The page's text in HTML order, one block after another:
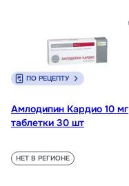
ПО РЕЦЕПТУ
Амлодипин Кардио 10 мг
таблетки 30 шт
НЕТ В РЕГИОНЕ